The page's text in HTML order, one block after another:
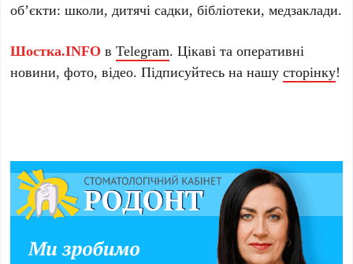
об’єкти: школи, дитячі садки, бібліотеки, медзаклади.
Шостка.INFO вTelegram. Цікаві та оперативні
новини, фото, відео. Підписуйтесь на нашусторінку!